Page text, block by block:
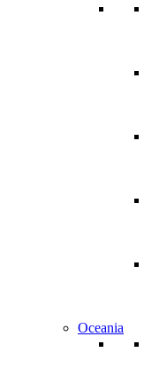
Oceania